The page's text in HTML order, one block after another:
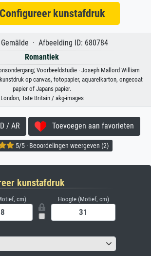
kunstafdruk
· Afbeelding ID: 680784
Romantiek
Voorbeeldstudie · Joseph Mallord William
op canvas, fotopapier, aquarelkarton, ongecoat
papier of Japans papier.
London, Tate Britain / akg-images
/ AR Toevoegen aan favorieten
5/5 · Beoordelingen weergeven (2)
kunstafdruk
cm) Hoogte (Motief, cm)